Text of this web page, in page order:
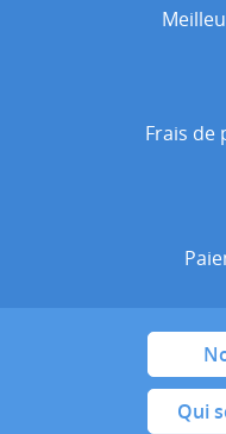
Frais de
Qui